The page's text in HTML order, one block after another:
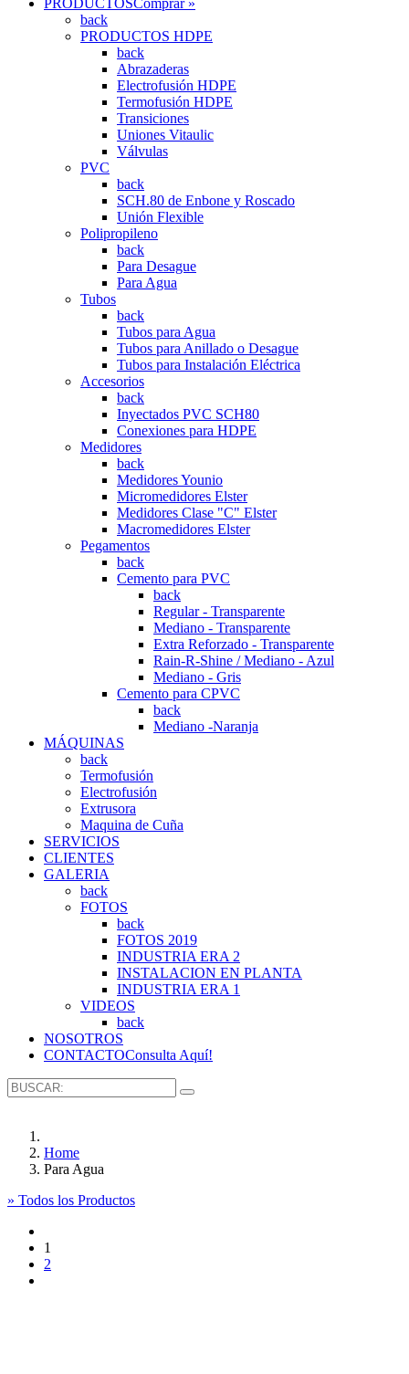
PRODUCTOSComprar »
back
PRODUCTOS HDPE
back
Abrazaderas
Electrofusión HDPE
Termofusión HDPE
Transiciones
Uniones Vitaulic
Válvulas
PVC
back
SCH.80 de Enbone y Roscado
Unión Flexible
Polipropileno
back
Para Desague
Para Agua
Tubos
back
Tubos para Agua
Tubos para Anillado o Desague
Tubos para Instalación Eléctrica
Accesorios
back
Inyectados PVC SCH80
Conexiones para HDPE
Medidores
back
Medidores Younio
Micromedidores Elster
Medidores Clase "C" Elster
Macromedidores Elster
Pegamentos
back
Cemento para PVC
back
Regular - Transparente
Mediano - Transparente
Extra Reforzado - Transparente
Rain-R-Shine / Mediano - Azul
Mediano - Gris
Cemento para CPVC
back
Mediano -Naranja
MÁQUINAS
back
Termofusión
Electrofusión
Extrusora
Maquina de Cuña
SERVICIOS
CLIENTES
GALERIA
back
FOTOS
back
FOTOS 2019
INDUSTRIA ERA 2
INSTALACION EN PLANTA
INDUSTRIA ERA 1
VIDEOS
back
NOSOTROS
CONTACTOConsulta Aquí!
Home
Para Agua
» Todos los Productos
1
2